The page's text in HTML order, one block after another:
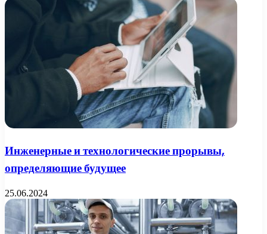
Инженерные и технологические прорывы,
определяющие будущее
25.06.2024